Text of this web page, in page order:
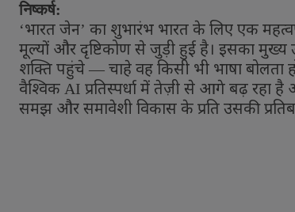
निष्कर्ष:
‘भारत जेन’ का शुभारंभ भारत के लिए एक
मूल्यों और दृष्टिकोण से जुड़ी हुई है। इसका मुख्य
शक्ति पहुंचे — चाहे वह किसी भी भाषा बोलता
वैश्विक AI प्रतिस्पर्धा में तेज़ी से आगे बढ़ रहा है
समझ और समावेशी विकास के प्रति उसकी